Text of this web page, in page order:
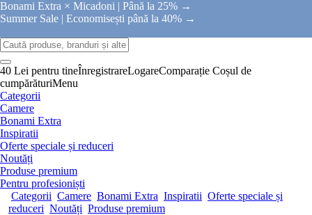
Bonami Extra × Micadoni | Până la 25% →
Summer Sale | Economisești până la 40% →
40 Lei pentru tineÎnregistrareLogareComparație Coșul de
cumpărăturiMenu
Categorii
Camere
Bonami Extra
Inspiratii
Oferte speciale și reduceri
Noutăți
Produse premium
Pentru profesioniști
Categorii Camere Bonami Extra Inspiratii Oferte speciale și
reduceri Noutăți Produse premium